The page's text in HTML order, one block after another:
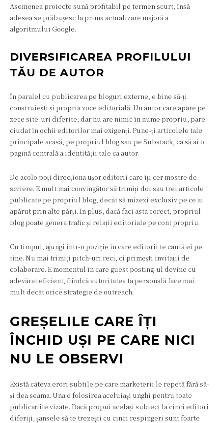
Asemenea proiecte sună profitabil pe termen scurt, însă
adesea se prăbușesc la prima actualizare majoră a
algoritmului Google.
DIVERSIFICAREA PROFILULUI
TĂU DE AUTOR
În paralel cu publicarea pe bloguri externe, e bine să-ți
construiești și propria voce editorială. Un autor care apare pe
zece site-uri diferite, dar nu are nimic în nume propriu, pare
ciudat în ochii editorilor mai exigenți. Pune-ți articolele tale
principale acasă, pe propriul blog sau pe Substack, ca să ai o
pagină centrală a identității tale ca autor.
De acolo poți direcționa ușor editorii care îți cer mostre de
scriere. E mult mai convingător să trimiți doi sau trei articole
publicate pe propriul blog, decât să mizezi exclusiv pe ce ai
apărut prin alte părți. În plus, dacă faci asta corect, propriul
blog poate genera trafic și relații editoriale pe cont propriu.
Cu timpul, ajungi într-o poziție în care editorii te caută ei pe
tine. Nu mai trimiți pitch-uri reci, ci primești invitații de
colaborare. E momentul în care guest posting-ul devine cu
adevărat eficient, fiindcă autoritatea ta personală face mai
mult decât orice strategie de outreach.
GREȘELILE CARE ÎȚI
ÎNCHID UȘI PE CARE NICI
NU LE OBSERVI
Există câteva erori subtile pe care marketerii le repetă fără să-
și dea seama. Una e folosirea aceluiași unghi pentru toate
publicațiile vizate. Dacă propui același subiect la cinci editori
diferiți, șansele să te trezești cu cinci respingeri sunt foarte